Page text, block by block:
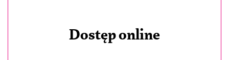
Dostęp online